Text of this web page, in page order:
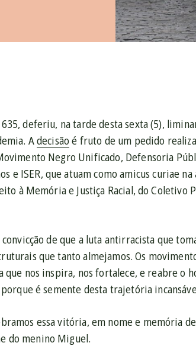
deferiu, na tarde desta sexta (5),
Adecisão é fruto de um pedido
Negro Unificado, Defensoria
e ISER, que atuam como amicus curiae
à Memória e Justiça Racial, do Coletivo
de que a luta antirracista que
que tanto almejamos. Os
nos inspira, nos fortalece, e reabre o
é semente desta trajetória
essa vitória, em nome e memória
do menino Miguel.